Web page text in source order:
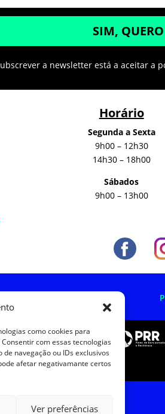
como cookies para
com essas tecnologias
navegação ou IDs exclusivos
afetar negativamante certos
Ver preferências
SIM,
a newsletter está a aceitar a
Horário
Segunda a Sexta
9h00 – 12h30
14h30 – 18h00
Sábados
9h00 – 13h00